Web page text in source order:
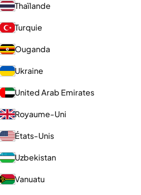
Thaïlande
Turquie
Ouganda
Ukraine
United Arab Emirates
Royaume-Uni
États-Unis
Uzbekistan
Vanuatu